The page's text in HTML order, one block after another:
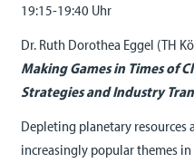
19:15-19:40 Uhr
Dr. Ruth Dorothea Eggel (TH
Making Games in Times of
Strategies and Industry
Depleting planetary resources
increasingly popular themes